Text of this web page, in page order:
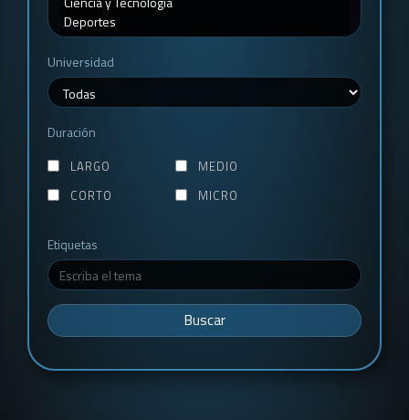
Universidad
Duración
LARGO
MEDIO
CORTO
MICRO
Etiquetas
Buscar